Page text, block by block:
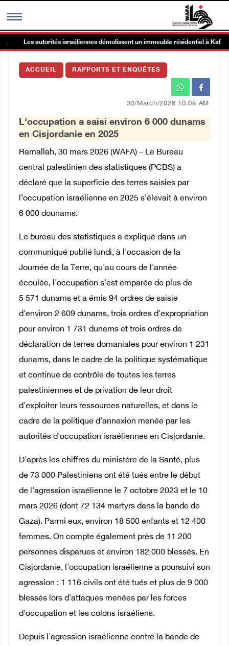
MENU
Galerie d’images
العربية
English
Les autorités israéliennes démolissent un immeuble résidentiel à Kafr
ACCUEIL RAPPORTS ET ENQUÊTES
30/March/2026 10:08 AM
L'occupation a saisi environ 6 000 dunams
en Cisjordanie en 2025
Ramallah, 30 mars 2026 (WAFA) – Le Bureau
central palestinien des statistiques (PCBS) a
déclaré que la superficie des terres saisies par
l’occupation israélienne en 2025 s’élevait à environ
6 000 dounams.
Le bureau des statistiques a expliqué dans un
communiqué publié lundi, à l'occasion de la
Journée de la Terre, qu'au cours de l'année
écoulée, l'occupation s'est emparée de plus de
5 571 dunams et a émis 94 ordres de saisie
d'environ 2 609 dunams, trois ordres d'expropriation
pour environ 1 731 dunams et trois ordres de
déclaration de terres domaniales pour environ 1 231
dunams, dans le cadre de la politique systématique
et continue de contrôle de toutes les terres
palestiniennes et de privation de leur droit
d'exploiter leurs ressources naturelles, et dans le
cadre de la politique d'annexion menée par les
autorités d'occupation israéliennes en Cisjordanie.
D'après les chiffres du ministère de la Santé, plus
de 73 000 Palestiniens ont été tués entre le début
de l'agression israélienne le 7 octobre 2023 et le 10
mars 2026 (dont 72 134 martyrs dans la bande de
Gaza). Parmi eux, environ 18 500 enfants et 12 400
femmes. On compte également près de 11 200
personnes disparues et environ 182 000 blessés. En
Cisjordanie, l'occupation israélienne a poursuivi son
agression : 1 116 civils ont été tués et plus de 9 000
blessés lors d'attaques menées par les forces
d'occupation et les colons israéliens.
Depuis l'agression israélienne contre la bande de